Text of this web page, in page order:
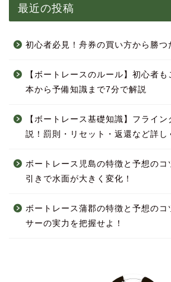
最近の投稿
初心者必見！舟券の買い方から勝つ
【ボートレースのルール】初心者
本から予備知識まで7分で解説
【ボートレース基礎知識】フライ
説！罰則・リセット・返還など詳し
ボートレース児島の特徴と予想のコ
引きで水面が大きく変化！
ボートレース蒲郡の特徴と予想のコ
サーの実力を把握せよ！